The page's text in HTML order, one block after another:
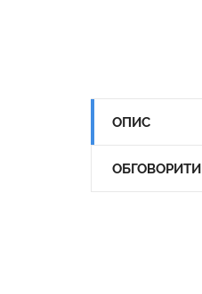
ОПИС
ОБГОВОРИТИ